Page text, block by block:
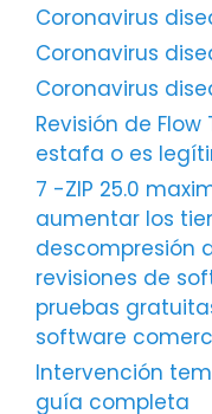
Coronavirus
Coronavirus
Coronavirus
Revisión de Flow
estafa o es
7 -ZIP 25.0
aumentar los
descompresión
revisiones de
pruebas
software
Intervención
guía completa